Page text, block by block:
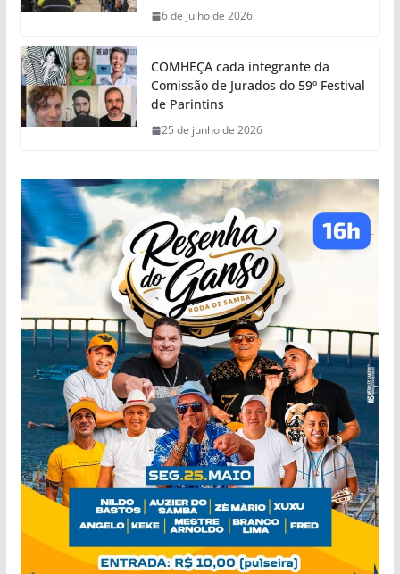
6 de julho de 2026
COMHEÇA cada integrante da
Comissão de Jurados do 59º Festival
de Parintins
25 de junho de 2026